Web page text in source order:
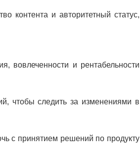
контента и авторитетный статус,
вовлеченности и рентабельности
чтобы следить за изменениями в
с принятием решений по продукту